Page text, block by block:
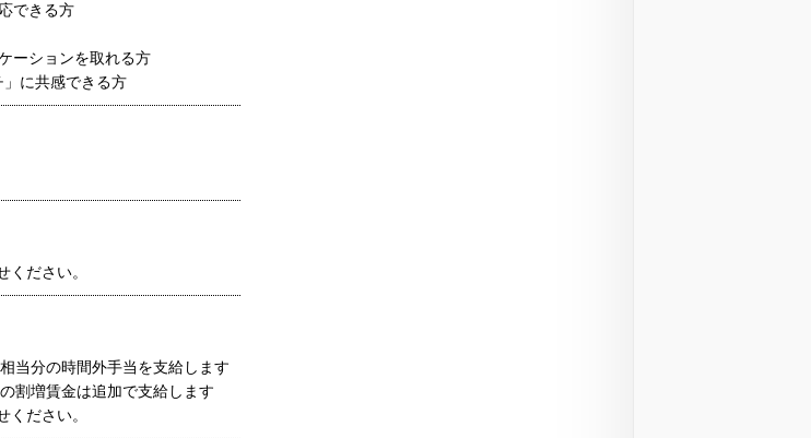
できる方
ーションを取れる方
に共感できる方
ださい。
当分の時間外手当を支給します
割増賃金は追加で支給します
ださい。